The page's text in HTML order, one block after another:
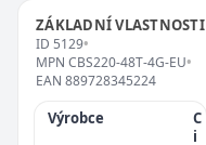
ZÁKLADNÍ VLASTNOSTI
ID 5129•
MPN CBS220-48T-4G-EU•
EAN 889728345224
Výrobce
C
i